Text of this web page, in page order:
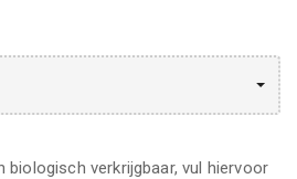
biologisch verkrijgbaar, vul hiervoor